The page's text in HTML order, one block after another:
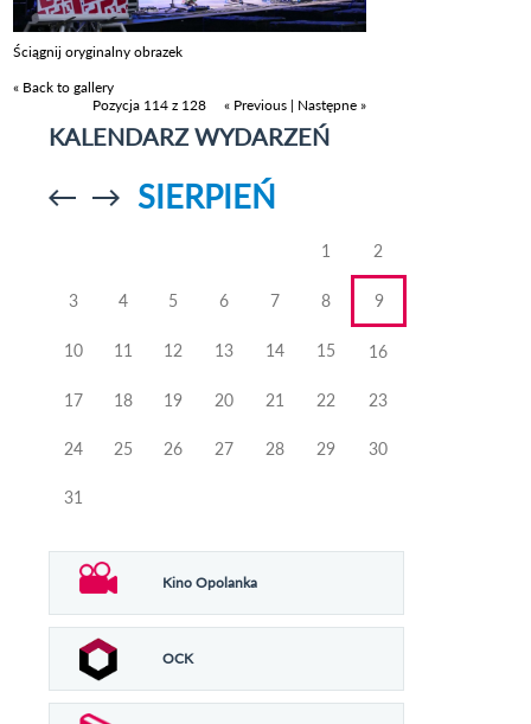
Ściągnij oryginalny obrazek
« Back to gallery
Pozycja 114 z 128
« Previous | Następne »
KALENDARZ WYDARZEŃ
Przejdź doPrzejdź do
SIERPIEŃ
1 2
3 4 5 6 7 8 9
10 11 12 13 14 15 16
17 18 19 20 21 22 23
24 25 26 27 28 29 30
31
Kino Opolanka
OCK